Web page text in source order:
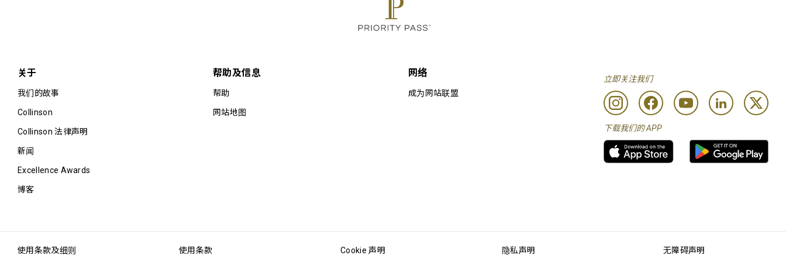
关于
我们的故事
Collinson
Collinson 法律声明
新闻
Excellence Awards
博客
帮助及信息
帮助
网站地图
网络
成为网站联盟
立即关注我们
下载我们的 APP
使用条款及细则 使用条款 Cookie 声明 隐私声明 无障碍声明